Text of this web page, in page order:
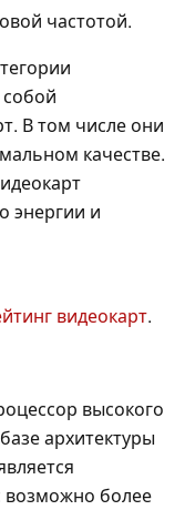
частотой.
В том числе они
качестве.
энергии и
видеокарт.
высокого
архитектуры
возможно более